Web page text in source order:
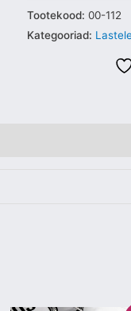
Tootekood: 00-112
Kategooriad: